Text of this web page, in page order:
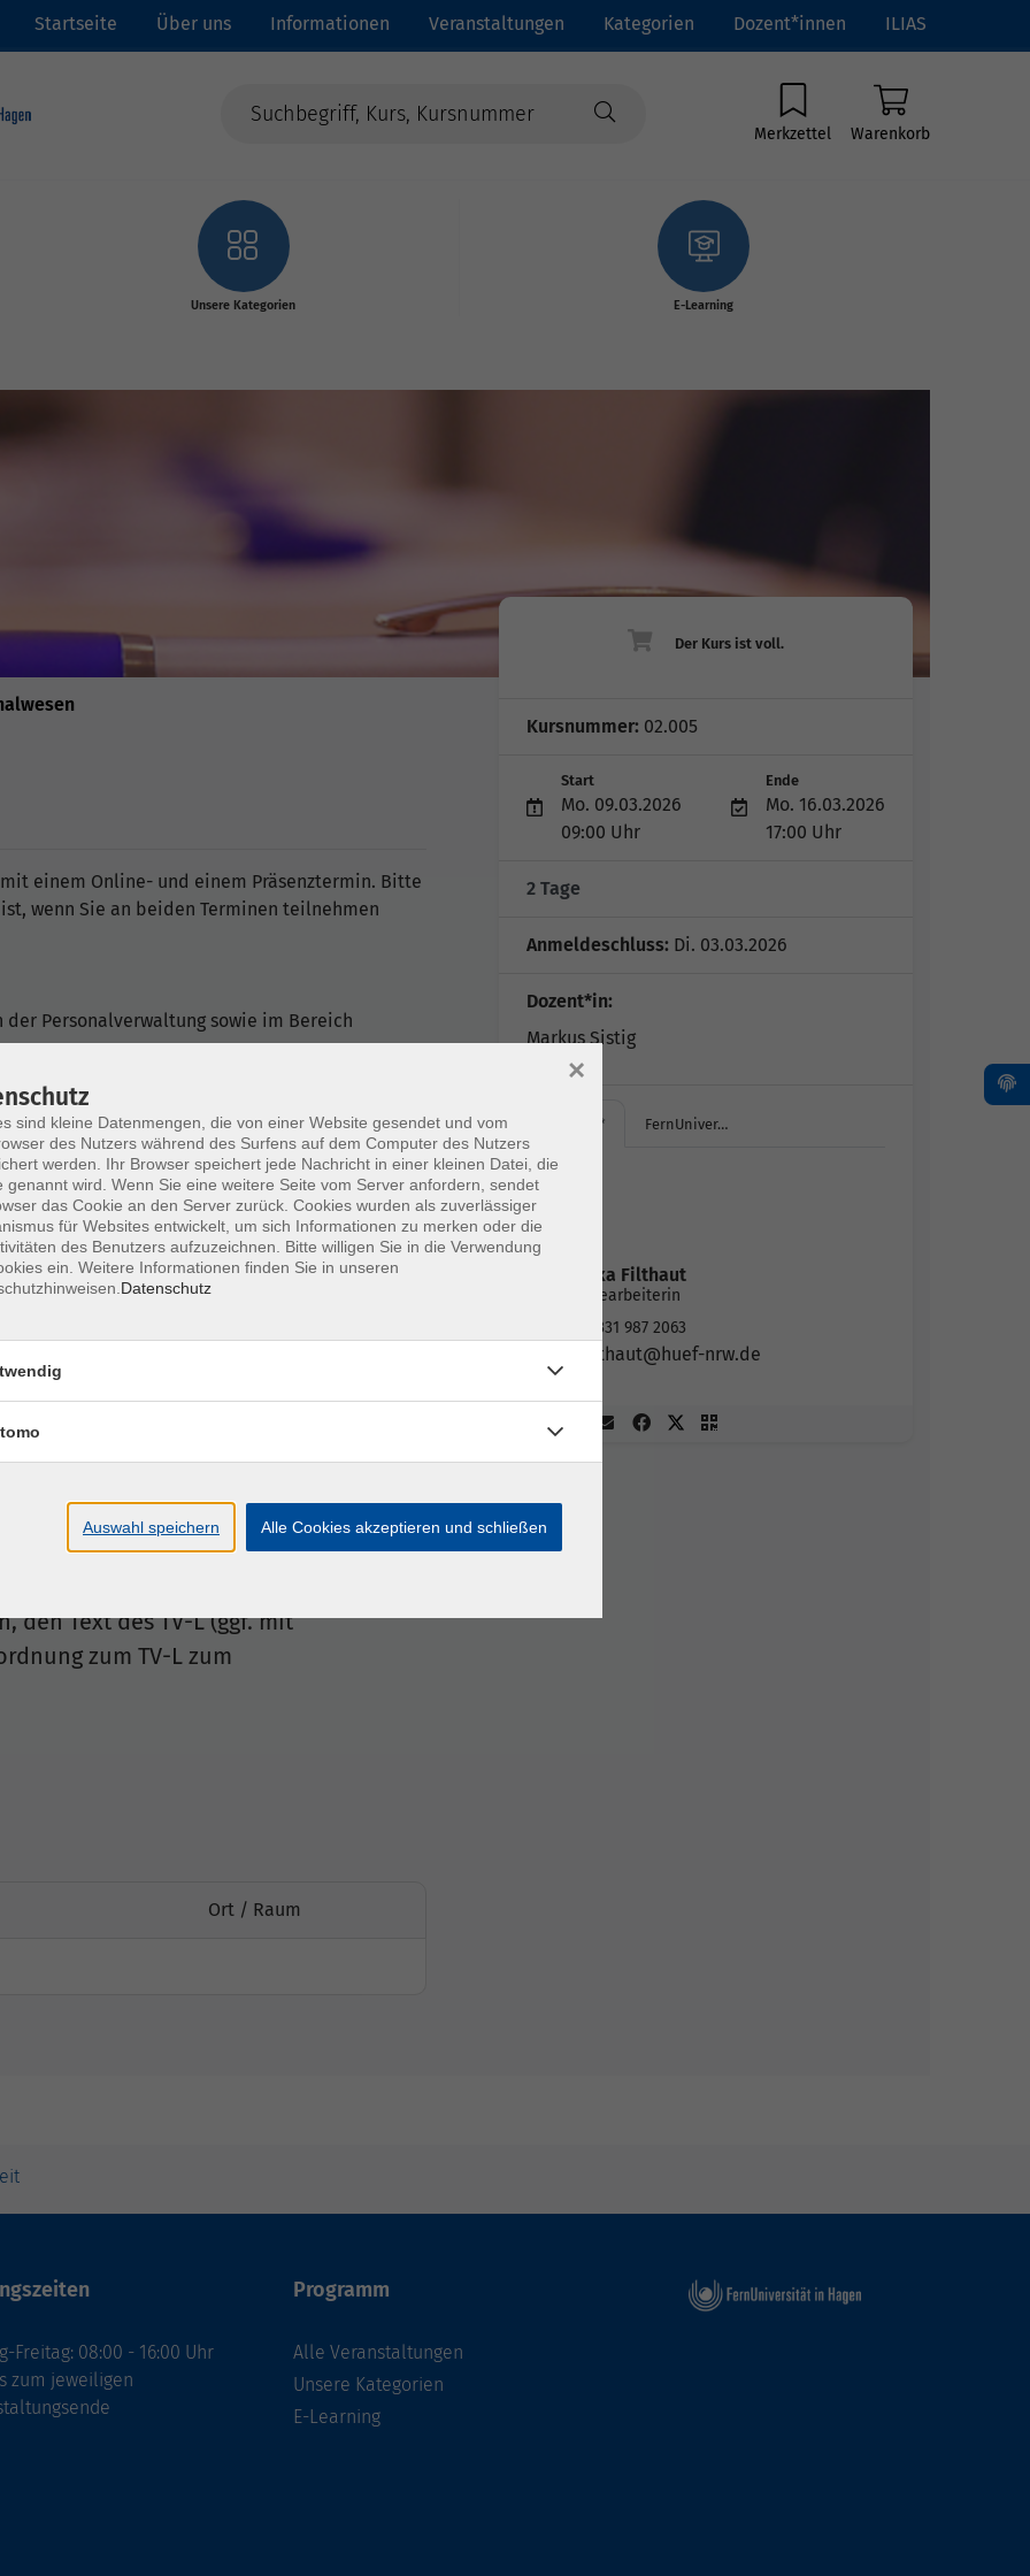
Startseite Über uns Informationen Veranstaltungen Kategorien Dozent*innen ILIAS
Merkzettel Warenkorb
Unsere Kategorien E-Learning
einem Online- und einem Präsenztermin. Bitte
wenn Sie an beiden Terminen teilnehmen
Personalverwaltung sowie im Bereich
Eingruppierung nach TV-L vermittelt.
wiedergeben,
praktischen Übungen,
das Verfahren zur Tätigkeitsbewertung
beurteilen und auf andere Fälle übertragen.
und praxisorientierten Einstieg in die
zusammenhängenden arbeitsrechtlichen
den Text des TV-L (ggf. mit
zum TV-L zum
Ort / Raum
Kursnummer: 02.005
Start
Mo. 09.03.2026
09:00 Uhr
Ende
Mo. 16.03.2026
17:00 Uhr
2 Tage
Anmeldeschluss: Di. 03.03.2026
Dozent*in:
Markus Sistig
*Online* FernUniver…
*Online*
Zoom
Tage :
Monika Filthaut
Sachbearbeiterin
02331 987 2063
filthaut@huef-nrw.de
Freitag: 08:00 - 16:00 Uhr
zum jeweiligen
Programm
Alle Veranstaltungen
Unsere Kategorien
E-Learning
sind kleine Datenmengen, die von einer Website gesendet und vom
des Nutzers während des Surfens auf dem Computer des Nutzers
werden. Ihr Browser speichert jede Nachricht in einer kleinen Datei, die
genannt wird. Wenn Sie eine weitere Seite vom Server anfordern, sendet
das Cookie an den Server zurück. Cookies wurden als zuverlässiger
für Websites entwickelt, um sich Informationen zu merken oder die
des Benutzers aufzuzeichnen. Bitte willigen Sie in die Verwendung
ein. Weitere Informationen finden Sie in unseren
Datenschutz
×
Auswahl speichern Alle Cookies akzeptieren und schließen